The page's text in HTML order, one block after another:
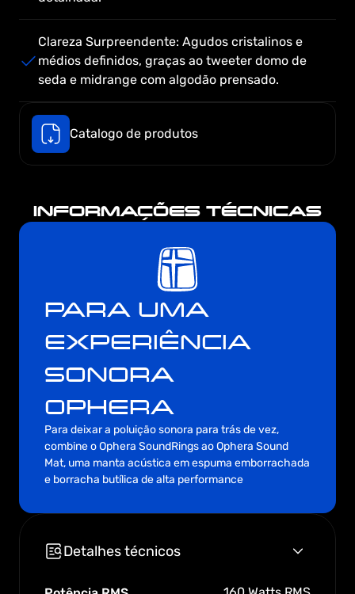
Clareza Surpreendente: Agudos cristalinos e
médios definidos, graças ao tweeter domo de
seda e midrange com algodão prensado.
Catalogo de produtos
INFORMAÇÕES TÉCNICAS
PARA UMA
EXPERIÊNCIA
SONORA
OPHERA
Para deixar a poluição sonora para trás de vez,
combine o Ophera SoundRings ao Ophera Sound
Mat, uma manta acústica em espuma emborrachada
e borracha butílica de alta performance
Detalhes técnicos